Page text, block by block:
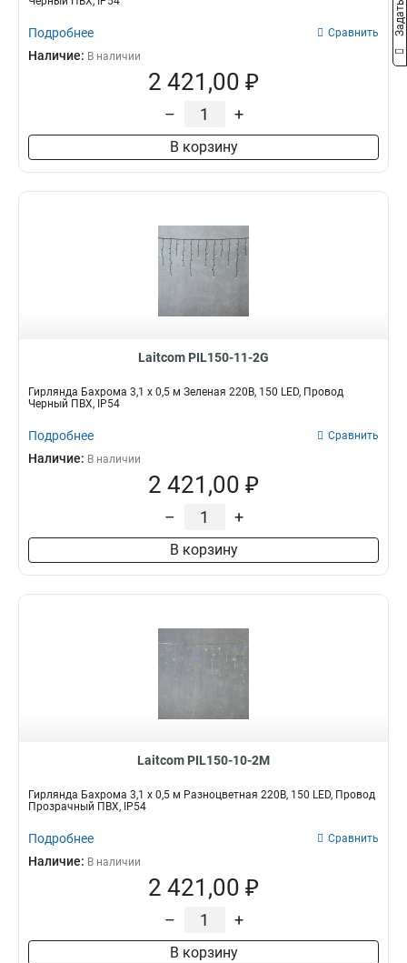
Подробнее Сравнить
Наличие: В наличии
2 421,00 ₽
– +
В корзину
Laitcom PIL150-11-2G
Гирлянда Бахрома 3,1 x 0,5 м Зеленая 220В, 150 LED, Провод
Черный ПВХ, IP54
Подробнее Сравнить
Наличие: В наличии
2 421,00 ₽
– +
В корзину
Laitcom PIL150-10-2M
Гирлянда Бахрома 3,1 x 0,5 м Разноцветная 220В, 150 LED, Провод
Прозрачный ПВХ, IP54
Подробнее Сравнить
Наличие: В наличии
2 421,00 ₽
– +
В корзину